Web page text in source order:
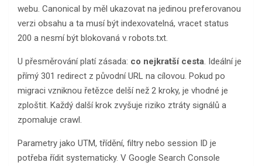
webu. Canonical by měl ukazovat na jedinou preferovanou
verzi obsahu a ta musí být indexovatelná, vracet status
200 a nesmí být blokovaná v robots.txt.
U přesměrování platí zásada: co nejkratší cesta. Ideální je
přímý 301 redirect z původní URL na cílovou. Pokud po
migraci vzniknou řetězce delší než 2 kroky, je vhodné je
zploštit. Každý další krok zvyšuje riziko ztráty signálů a
zpomaluje crawl.
Parametry jako UTM, třídění, filtry nebo session ID je
potřeba řídit systematicky. V Google Search Console